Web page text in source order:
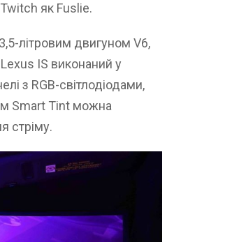
як Fuslie.
літровим двигуном V6,
IS виконаний у
з RGB-світлодіодами,
Smart Tint можна
стріму.